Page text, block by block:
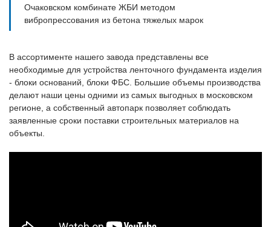
Очаковском комбинате ЖБИ методом
вибропрессования из бетона тяжелых марок
В ассортименте нашего завода представлены все
необходимые для устройства ленточного фундамента изделия
- блоки оснований, блоки ФБС. Большие объемы производства
делают наши цены одними из самых выгодных в московском
регионе, а собственный автопарк позволяет соблюдать
заявленные сроки поставки строительных материалов на
объекты.